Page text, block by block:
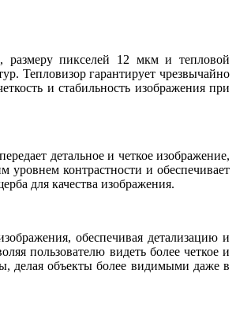
размеру пикселей 12 мкм и тепловой
Тепловизор гарантирует чрезвычайно
и стабильность изображения при
детальное и четкое изображение,
контрастности и обеспечивает
для качества изображения.
обеспечивая детализацию и
пользователю видеть более четкое и
делая объекты более видимыми даже в